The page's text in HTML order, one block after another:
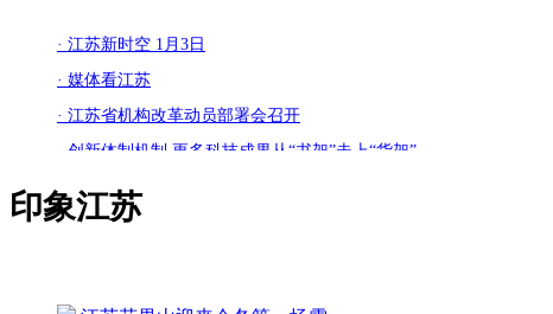
· 江苏新时空 1月3日
· 媒体看江苏
· 江苏省机构改革动员部署会召开
· 创新体制机制 更多科技成果从“书架”走上“货架”
· 岗位上新 江苏各地举办新年首场招聘会
· 苏州：奋力打造全球具有领先地位的“智造之城”
印象江苏